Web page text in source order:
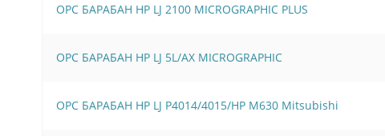
OPC БАРАБАН HP LJ 2100 MICROGRAPHIC PLUS
OPC БАРАБАН HP LJ 5L/AX MICROGRAPHIC
OPC БАРАБАН HP LJ P4014/4015/HP M630 Mitsubishi